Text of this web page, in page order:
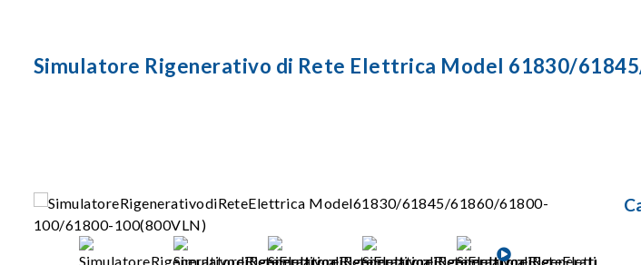
Simulatore Rigenerativo di Rete Elettrica Model 61830/